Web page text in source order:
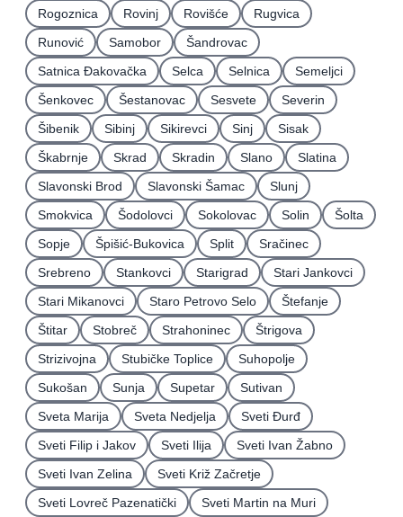
Rogoznica
Rovinj Rovišće
Rugvica
Runović
Samobor
Šandrovac
Satnica Ðakovačka
Selca Selnica
Semeljci
Šenkovec
Šestanovac Sesvete
Severin
Šibenik
Sibinj Sikirevci Sinj
Sisak
Škabrnje
Skrad Skradin Slano
Slatina
Slavonski Brod
Slavonski Šamac
Slunj
Smokvica
Šodolovci Sokolovac Solin
Šolta
Sopje
Špišić-Bukovica Split
Sračinec
Srebreno
Stankovci Starigrad
Stari Jankovci
Stari Mikanovci
Staro Petrovo Selo
Štefanje
Štitar
Stobreč Strahoninec
Štrigova
Strizivojna
Stubičke Toplice
Suhopolje
Sukošan
Sunja Supetar
Sutivan
Sveta Marija
Sveta Nedjelja
Sveti Ðurđ
Sveti Filip i Jakov
Sveti Ilija
Sveti Ivan Žabno
Sveti Ivan Zelina
Sveti Križ Začretje
Sveti Lovreč Pazenatički
Sveti Martin na Muri